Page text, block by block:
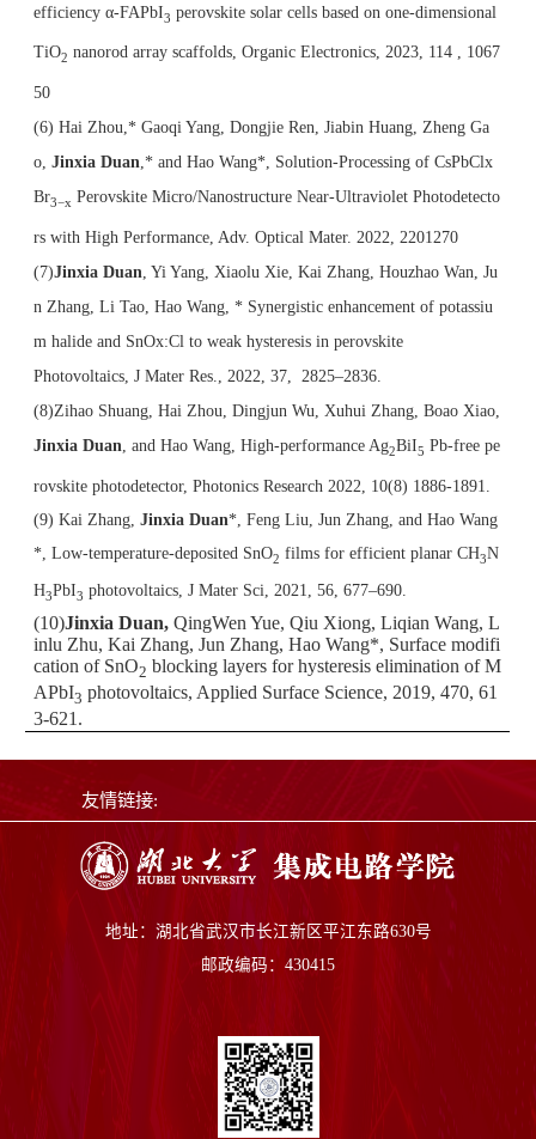
efficiency α-FAPbI3 perovskite solar cells based on one-dimensional
TiO2 nanorod array scaffolds,Organic Electronics, 2023, 114 , 1067
50
(6) Hai Zhou,* Gaoqi Yang, Dongjie Ren, Jiabin Huang, Zheng Ga
o,Jinxia Duan,* and Hao Wang*, Solution-Processing of CsPbClx
Br3−x Perovskite Micro/Nanostructure Near-Ultraviolet Photodetecto
rs with High Performance, Adv. Optical Mater. 2022, 2201270
(7)Jinxia Duan , Yi Yang, Xiaolu Xie, Kai Zhang, Houzhao Wan, Ju
n Zhang, Li Tao, Hao Wang, * Synergistic enhancement of potassiu
m halide and SnOx:Cl to weak hysteresis in perovskite
Photovoltaics,J Mater Res., 2022,
37, 2825–2836.
(8)Zihao Shuang, Hai Zhou, Dingjun Wu, Xuhui Zhang, Boao Xiao,
Jinxia Duan , and Hao Wang, High-performance Ag2BiI5 Pb-free pe
rovskite photodetector,Photonics Research 2022, 10(8) 1886-1891.
(9) Kai Zhang,Jinxia Duan*, Feng Liu, Jun Zhang, and Hao Wang
*, Low-temperature-deposited SnO2 films for efficient planar CH3N
H3PbI3 photovoltaics, J Mater Sci, 2021, 56, 677–690.
(10)Jinxia Duan, QingWen Yue, Qiu Xiong, Liqian Wang, L
inlu Zhu, Kai Zhang, Jun Zhang, Hao Wang*, Surface modifi
cation of SnO2 blocking layers for hysteresis elimination of M
APbI3 photovoltaics, Applied Surface Science, 2019, 470, 61
3-621.
友情链接:
地址：湖北省武汉市长江新区平江东路630号
邮政编码：430415